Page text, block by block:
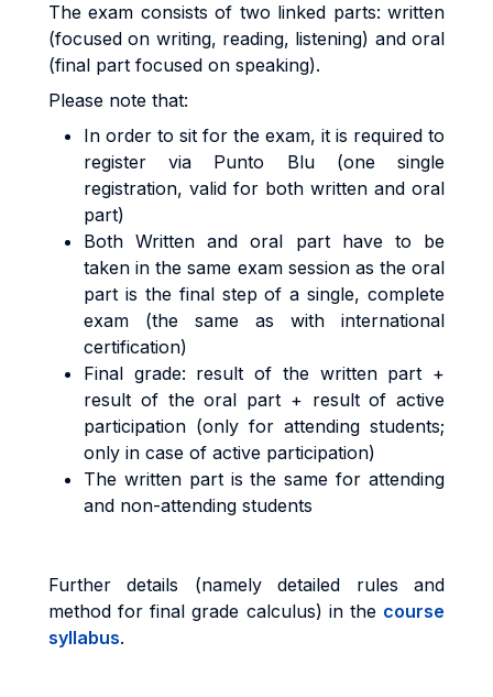
The exam consists of two linked parts: written
(focused on writing, reading, listening) and oral
(final part focused on speaking).
Please note that:
In order to sit for the exam, it is required to
register via Punto Blu (one single
registration, valid for both written and oral
part)
Both Written and oral part have to be
taken in the same exam session as the oral
part is the final step of a single, complete
exam (the same as with international
certification)
Final grade: result of the written part +
result of the oral part + result of active
participation (only for attending students;
only in case of active participation)
The written part is the same for attending
and non-attending students
Further details (namely detailed rules and
method for final grade calculus) in the course
syllabus.